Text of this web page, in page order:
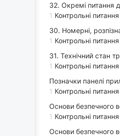
32. Окремі питання
1 Контрольні питання
30. Номерні,
1 Контрольні питання
31. Технічний стан
1 Контрольні питання
Позначки панелі
1 Контрольні питання
Основи безпечного
1 Контрольні питання
Основи безпечного